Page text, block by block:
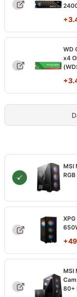
+
WD
x4
+
MSI
+
MSI
80+